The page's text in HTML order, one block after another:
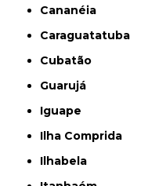
Cananéia
Caraguatatuba
Cubatão
Guarujá
Iguape
Ilha Comprida
Ilhabela